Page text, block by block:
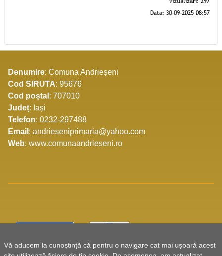
Vă aducem la cunoștință că pentru o navigare cat mai ușoară acest
Denumire: Comuna Andrieșeni
Cod SIRUTA: 95676
Cod poștal : 707010
Județ: Iași
Telefon: 0232-297488
Email : andrieseniprimaria@yahoo.com
Web: www.comunaandrieseni.ro